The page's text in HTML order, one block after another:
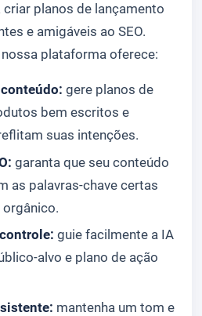
planos de lançamento
e amigáveis ao SEO.
plataforma oferece:
gere planos de
bem escritos e
suas intenções.
garanta que seu conteúdo
as palavras-chave certas
guie facilmente a IA
alvo e plano de ação
mantenha um tom e